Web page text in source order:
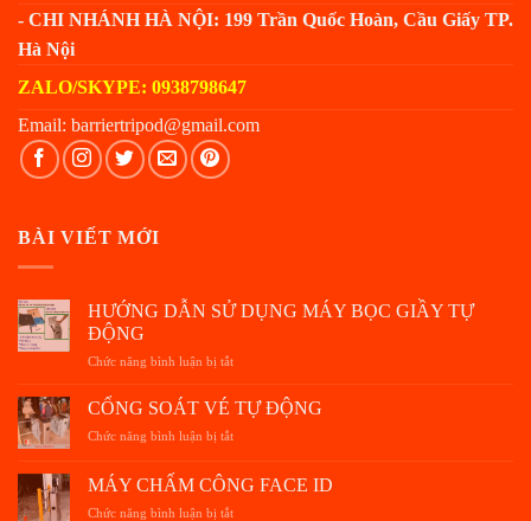
- CHI NHÁNH HÀ NỘI: 199 Trần Quốc Hoàn, Cầu Giấy TP.
Hà Nội
ZALO/SKYPE: 0938798647
Email: barriertripod@gmail.com
BÀI VIẾT MỚI
HƯỚNG DẪN SỬ DỤNG MÁY BỌC GIẦY TỰ
ĐỘNG
Chức năng bình luận bị tắt
DẪN
BỌC
CỔNG SOÁT VÉ TỰ ĐỘNG
Chức năng bình luận bị tắt
SOÁT
VÉ
MÁY CHẤM CÔNG FACE ID
Chức năng bình luận bị tắt